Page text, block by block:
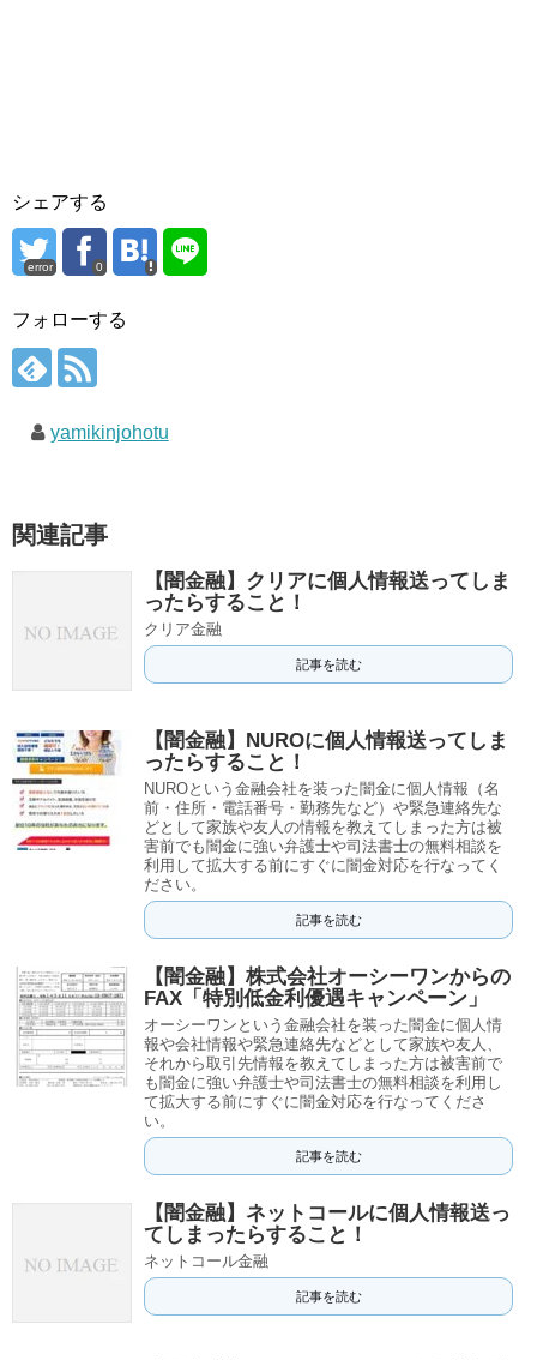
シェアする
error 0
フォローする
yamikinjohotu
関連記事
【闇金融】クリアに個人情報送ってしま
ったらすること！
クリア金融
記事を読む
【闇金融】NUROに個人情報送ってしま
ったらすること！
NUROという金融会社を装った闇金に個人情報（名
前・住所・電話番号・勤務先など）や緊急連絡先な
どとして家族や友人の情報を教えてしまった方は被
害前でも闇金に強い弁護士や司法書士の無料相談を
利用して拡大する前にすぐに闇金対応を行なってく
ださい。
記事を読む
【闇金融】株式会社オーシーワンからの
FAX「特別低金利優遇キャンペーン」
オーシーワンという金融会社を装った闇金に個人情
報や会社情報や緊急連絡先などとして家族や友人、
それから取引先情報を教えてしまった方は被害前で
も闇金に強い弁護士や司法書士の無料相談を利用し
て拡大する前にすぐに闇金対応を行なってくださ
い。
記事を読む
【闇金融】ネットコールに個人情報送っ
てしまったらすること！
ネットコール金融
記事を読む